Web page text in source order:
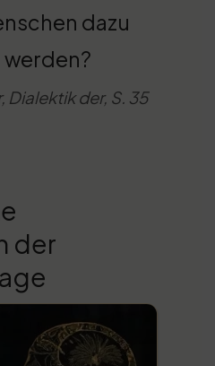
dazu
werden?
Dialektik der, S. 35
der